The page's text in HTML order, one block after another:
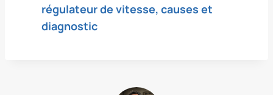
régulateur de vitesse, causes et
diagnostic